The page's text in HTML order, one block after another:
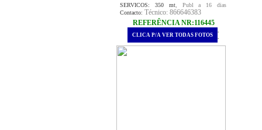
SERVICOS: 350 mt, Publ a 16 dias
Contacto: Técnico: 866646383
REFERÊNCIA NR:116445
.
CLICA P/A VER TODAS FOTOS .